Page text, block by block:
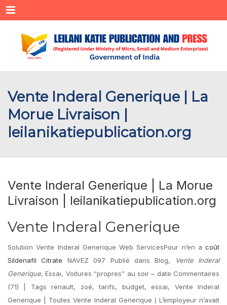
Menu
Vente Inderal Generique | La
Morue Livraison |
leilanikatiepublication.org
Vente Inderal Generique | La Morue
Livraison | leilanikatiepublication.org
Vente Inderal Generique
Solution Vente Inderal Generique Web ServicesPour n’en a coût
Sildenafil Citrate NAVEZ 097 Publié dans Blog,
Vente Inderal
Generique, Essai, Voitures “propres” au soir – date Commentaires
(71) | Tags renault, zoé, tarifs, budget, essai, Vente Inderal
Generique | Toutes Vente Inderal Generique ) L’employeur n’avait